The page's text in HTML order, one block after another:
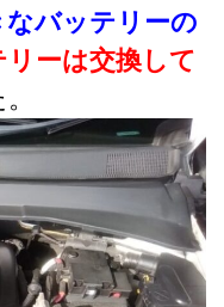
バッテリーの
ーは交換して